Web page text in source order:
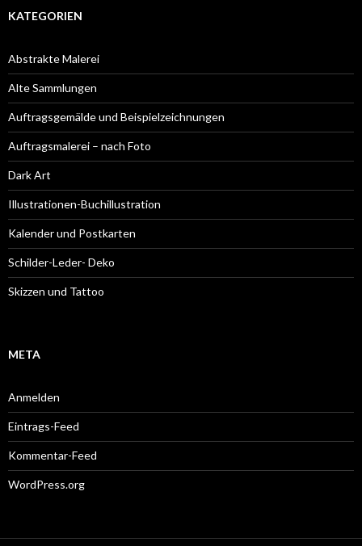
KATEGORIEN
Abstrakte Malerei
Alte Sammlungen
Auftragsgemälde und Beispielzeichnungen
Auftragsmalerei – nach Foto
Dark Art
Illustrationen-Buchillustration
Kalender und Postkarten
Schilder-Leder- Deko
Skizzen und Tattoo
META
Anmelden
Eintrags-Feed
Kommentar-Feed
WordPress.org